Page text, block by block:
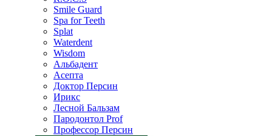
Smile Guard
Spa for Teeth
Splat
Waterdent
Wisdom
Альбадент
Асепта
Доктор Персин
Ирикс
Лесной Бальзам
Пародонтол Prof
Профессор Персин